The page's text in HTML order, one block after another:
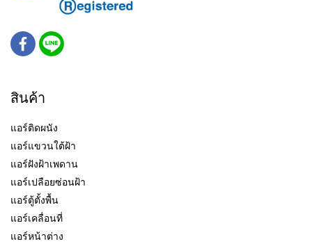
สินค้า
แอร์ติดผนัง
แอร์แขวนใต้ฝ้า
แอร์ฝังฝ้าเพดาน
แอร์เปลือยซ่อนฝ้า
แอร์ตู้ตั้งพื้น
แอร์เคลื่อนที่
แอร์หน้าต่าง